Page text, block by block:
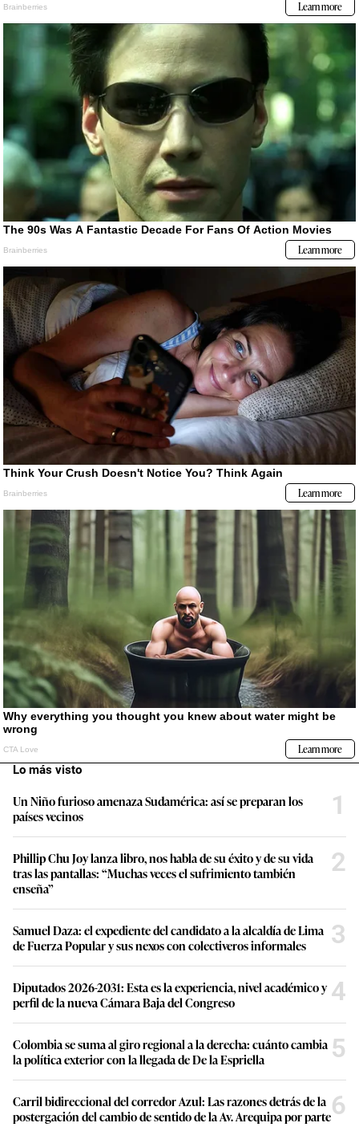
Lo más visto
Un Niño furioso amenaza Sudamérica: así se preparan los
países vecinos
1
Phillip Chu Joy lanza libro, nos habla de su éxito y de su vida
tras las pantallas: “Muchas veces el sufrimiento también
enseña”
2
Samuel Daza: el expediente del candidato a la alcaldía de Lima
de Fuerza Popular y sus nexos con colectiveros informales
3
Diputados 2026-2031: Esta es la experiencia, nivel académico y
perfil de la nueva Cámara Baja del Congreso
4
Colombia se suma al giro regional a la derecha: cuánto cambia
la política exterior con la llegada de De la Espriella
5
Carril bidireccional del corredor Azul: Las razones detrás de la
postergación del cambio de sentido de la Av. Arequipa por parte6